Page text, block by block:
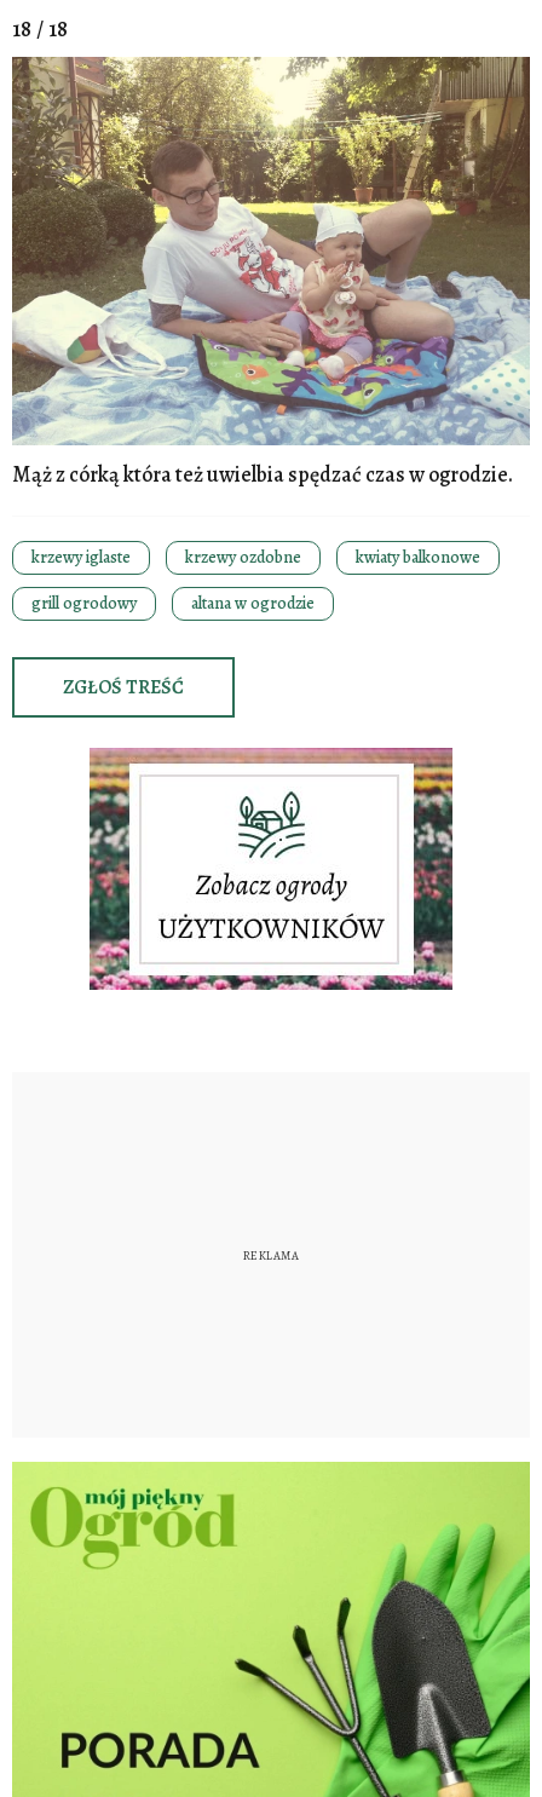
18 / 18
Mąż z córką która też uwielbia spędzać czas w ogrodzie.
krzewy iglaste krzewy ozdobne
kwiaty balkonowe
grill ogrodowy
altana w ogrodzie
ZGŁOŚ TREŚĆ